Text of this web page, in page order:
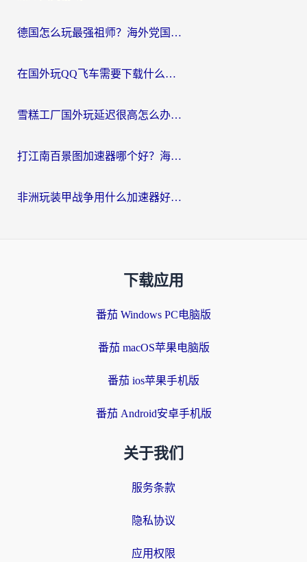
德国怎么玩最强祖师？海外党国服游戏加速器选择全攻略（附宝可梦Online实测）
在国外玩QQ飞车需要下载什么加速器呢？海外党亲测有效的国服游戏加速指南
雪糕工厂国外玩延迟很高怎么办？海外玩家国服游戏加速终极攻略（附实测推荐）
打江南百景图加速器哪个好？海外党踩坑N次后，终于找到不卡的秘诀
非洲玩装甲战争用什么加速器好？海外党亲测有效的国服游戏加速方案
下载应用
番茄 Windows PC电脑版
番茄 macOS苹果电脑版
番茄 ios苹果手机版
番茄 Android安卓手机版
关于我们
服务条款
隐私协议
应用权限